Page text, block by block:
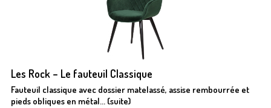
Les Rock – Le fauteuil Classique
Fauteuil classique avec dossier matelassé, assise rembourrée et
pieds obliques en métal... (suite)